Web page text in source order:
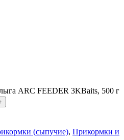
ARC FEEDER 3KBaits, 500 г
(сыпучие), Прикормки и